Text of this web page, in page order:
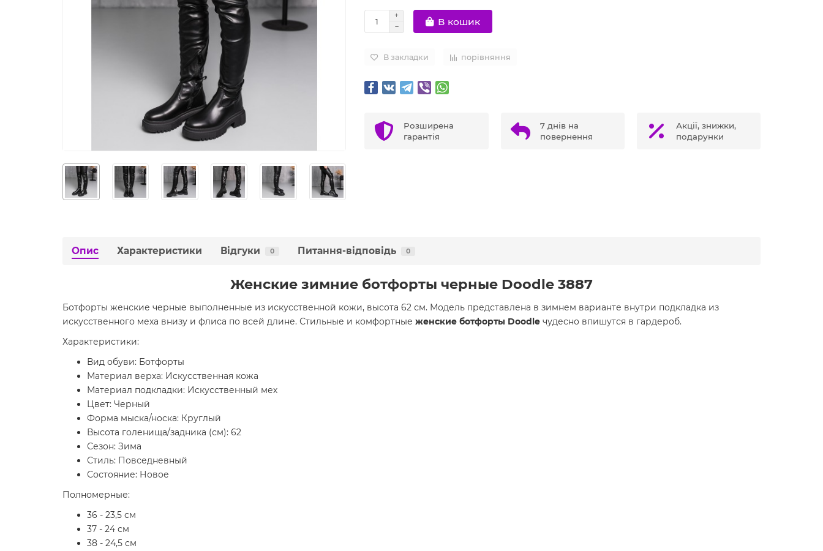
В кошик
В закладки порівняння
Розширена
гарантія
7 днів на
повернення
Акції, знижки,
подарунки
Опис Характеристики Відгуки 0 Питання-відповідь 0
Женские зимние ботфорты черные Doodle 3887
Ботфорты женские черные выполненные из искусственной кожи, высота 62 см. Модель представлена в зимнем варианте внутри подкладка из
искусственного меха внизу и флиса по всей длине. Стильные и комфортные женские ботфорты Doodle чудесно впишутся в гардероб.
Характеристики:
Вид обуви: Ботфорты
Материал верха: Искусственная кожа
Материал подкладки: Искусственный мех
Цвет: Черный
Форма мыска/носка: Круглый
Высота голенища/задника (см): 62
Сезон: Зима
Стиль: Повседневный
Состояние: Новое
Полномерные:
36 - 23,5 см
37 - 24 см
38 - 24,5 см